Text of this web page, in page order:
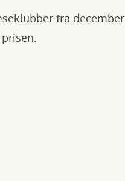
fra december